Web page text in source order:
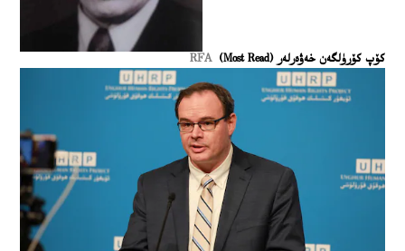
كۆپ كۆرۈلگەن خەۋەرلەر (Most Read) RFA